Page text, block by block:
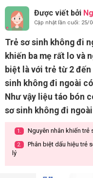
Được viết bởi
Cập nhật lần cuối: 25/
Trẻ sơ sinh không đi
khiến ba mẹ rất lo và
biệt là với trẻ từ 2
sinh không đi ngoài
Như vậy liệu táo bón
sơ sinh không đi
1. Nguyên nhân khiến
2.
Phân biệt dấu hiệu trẻ
lý